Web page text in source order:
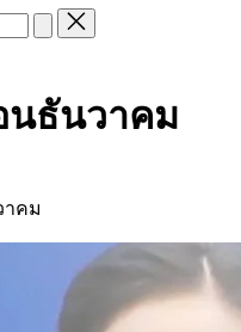
นธันวาคม
าคม